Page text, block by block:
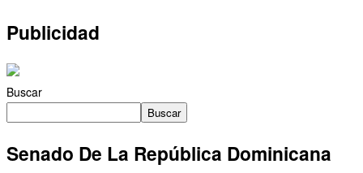
Publicidad
Buscar
Buscar
Senado De La República Dominicana